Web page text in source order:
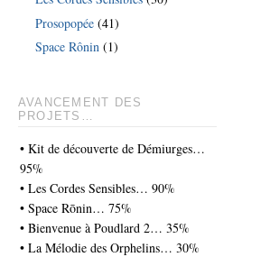
Prosopopée (41)
Space Rônin (1)
AVANCEMENT DES
PROJETS…
• Kit de découverte de Démiurges…
95%
• Les Cordes Sensibles… 90%
• Space Rōnin… 75%
• Bienvenue à Poudlard 2… 35%
• La Mélodie des Orphelins… 30%